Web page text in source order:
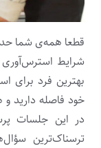
قطعا همه­‌ی شما
شرایط استرس‌­آوری
بهترین فرد برای
خود فاصله دارید
در این جلسات
ترسناک‌­ترین